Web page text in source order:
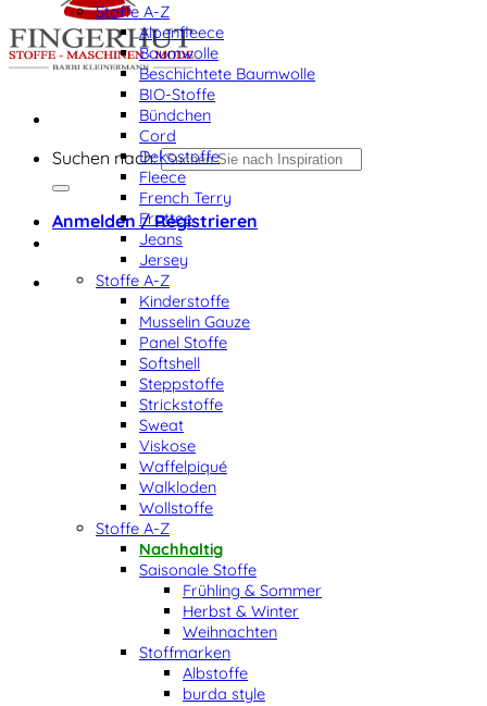
Suchen nach:
Anmelden / Registrieren
Stoffe A-Z
Alpenfleece
Baumwolle
Beschichtete Baumwolle
BIO-Stoffe
Bündchen
Cord
Dekostoffe
Fleece
French Terry
Frottee
Jeans
Jersey
Stoffe A-Z
Kinderstoffe
Musselin Gauze
Panel Stoffe
Softshell
Steppstoffe
Strickstoffe
Sweat
Viskose
Waffelpiqué
Walkloden
Wollstoffe
Stoffe A-Z
Nachhaltig
Saisonale Stoffe
Frühling & Sommer
Herbst & Winter
Weihnachten
Stoffmarken
Albstoffe
burda style